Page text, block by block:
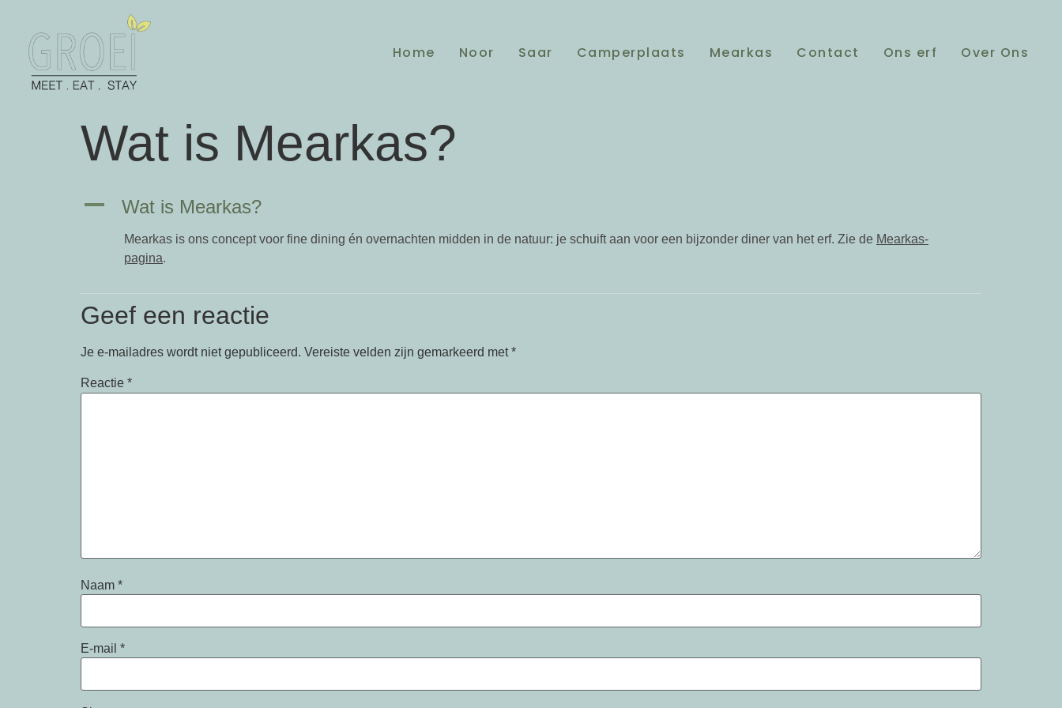
Home Noor Saar Camperplaats Mearkas Contact Ons erf Over Ons
Wat is Mearkas?
A Wat is Mearkas?
Mearkas is ons concept voor fine dining én overnachten midden in de natuur: je schuift aan voor een bijzonder diner van het erf. Zie de Mearkas-
pagina.
Geef een reactie
Je e-mailadres wordt niet gepubliceerd. Vereiste velden zijn gemarkeerd met*
Reactie *
Naam *
E-mail *